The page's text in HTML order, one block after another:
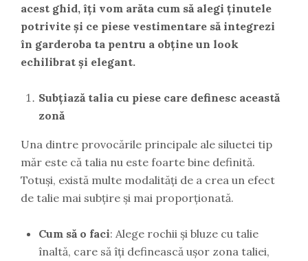
acest ghid, îți vom arăta cum să alegi ținutele
potrivite și ce piese vestimentare să integrezi
în garderoba ta pentru a obține un look
echilibrat și elegant.
Subțiază talia cu piese care definesc această
zonă
Una dintre provocările principale ale siluetei tip
măr este că talia nu este foarte bine definită.
Totuși, există multe modalități de a crea un efect
de talie mai subțire și mai proporționată.
Cum să o faci: Alege rochii și bluze cu talie
înaltă, care să îți definească ușor zona taliei,